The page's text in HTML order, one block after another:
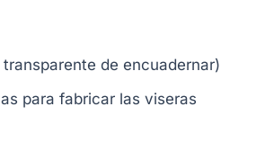
de encuadernar)
para fabricar las viseras